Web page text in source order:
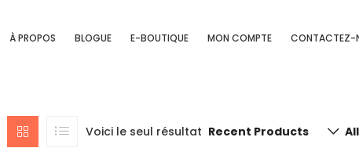
À PROPOS BLOGUE E-BOUTIQUE MON COMPTE CONTACTEZ-
Voici le seul résultat Recent Products